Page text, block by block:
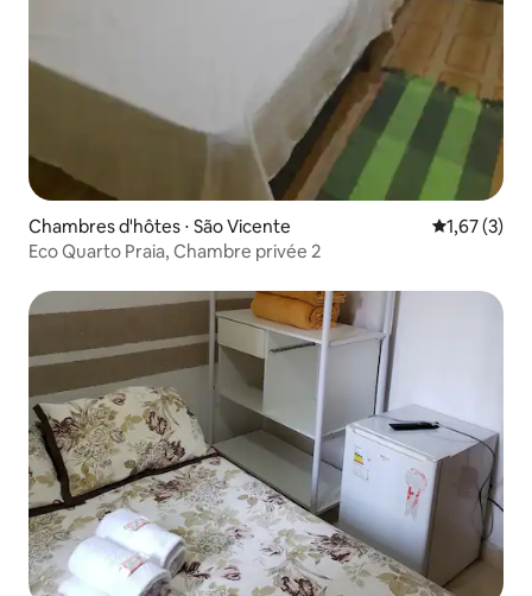
Chambres d'hôtes ⋅ São Vicente Évaluation
1,67 (3)
Eco Quarto Praia, Chambre privée 2